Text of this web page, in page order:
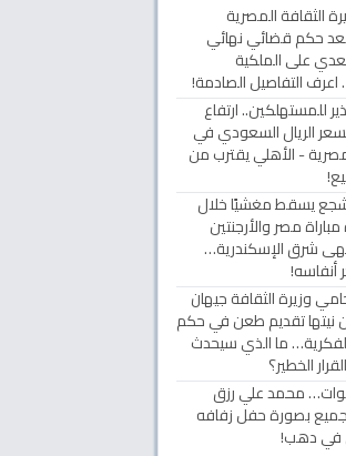
الثقافة المصرية
حكم قضائي نهائي
على الملكية
اعرف التفاصيل الصادمة!
للمستهلكين.. ارتفاع
الريال السعودي في
- الأهلي يقترب من
يسقط مغشيًا خلال
مصر والأرجنتين
شرق الإسكندرية…
أنفاسه!
وزيرة الثقافة جيهان
نيتها تقديم طعن في حكم
ما الذي سيحدث
الخطير؟
5 سنوات… محمد علي رزق
بصورة حفل زفافه
في دهب!